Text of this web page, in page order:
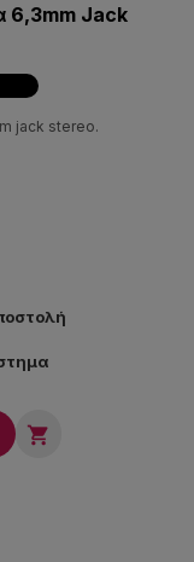
6,3mm Jack
jack stereo.
